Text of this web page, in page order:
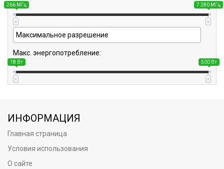
266 МГц 7 280 МГц
Макс. энергопотребление:
18 Вт 500 Вт
ИНФОРМАЦИЯ
Главная страница
Условия использования
О сайте